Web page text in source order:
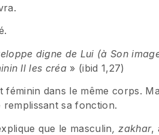
digne de Lui (à Son
Il les créa » (ibid 1,27)
féminin dans le même corps.
sa fonction.
que le masculin, zakhar,